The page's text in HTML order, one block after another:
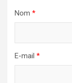
Nom *
E-mail *